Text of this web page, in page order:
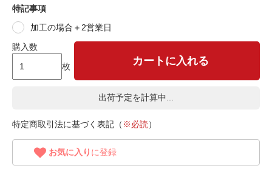
特記事項
加工の場合＋2営業日
購入数
枚
カートに入れる
出荷予定を計算中...
特定商取引法に基づく表記（ ※必読）
お気に入り に登録